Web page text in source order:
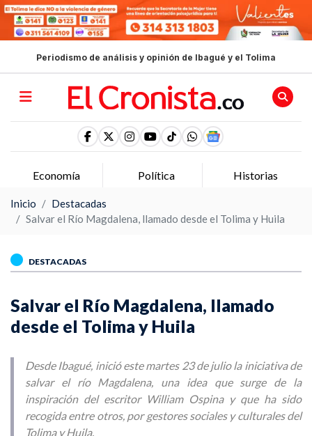
Periodismo de análisis y opinión de Ibagué y el Tolima
Economía Política Historias
Inicio
Destacadas
Salvar el Río Magdalena, llamado desde el Tolima y Huila
DESTACADAS
Salvar el Río Magdalena, llamado
desde el Tolima y Huila
Desde Ibagué, inició este martes 23 de julio la iniciativa de
salvar el río Magdalena, una idea que surge de la
inspiración del escritor William Ospina y que ha sido
recogida entre otros, por gestores sociales y culturales del
Tolima y Huila.